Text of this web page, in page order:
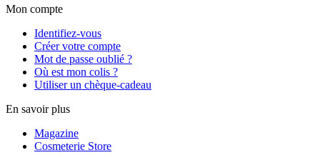
Mon compte
Identifiez-vous
Créer votre compte
Mot de passe oublié ?
Où est mon colis ?
Utiliser un chèque-cadeau
En savoir plus
Magazine
Cosmeterie Store